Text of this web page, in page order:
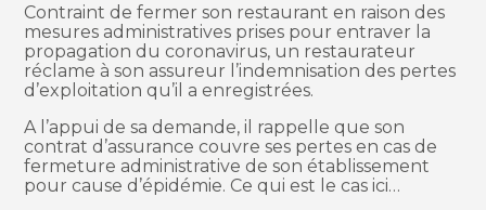
Contraint de fermer son restaurant en raison des
mesures administratives prises pour entraver la
propagation du coronavirus, un restaurateur
réclame à son assureur l’indemnisation des pertes
d’exploitation qu’il a enregistrées.
A l’appui de sa demande, il rappelle que son
contrat d’assurance couvre ses pertes en cas de
fermeture administrative de son établissement
pour cause d’épidémie. Ce qui est le cas ici…